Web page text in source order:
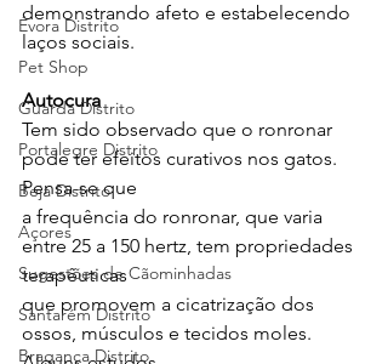
Évora Distrito
Pet Shop
Guarda Distrito
Portalegre Distrito
Beja Distrito
Açores
Sugestões de Cãominhadas
Santarém Distrito
Bragança Distrito
demonstrando afeto e estabelecendo
laços sociais.
Autocura
Tem sido observado que o ronronar
pode ter efeitos curativos nos gatos.
Pensa-se que
a frequência do ronronar, que varia
entre 25 a 150 hertz, tem propriedades
terapêuticas
que promovem a cicatrização dos
ossos, músculos e tecidos moles.